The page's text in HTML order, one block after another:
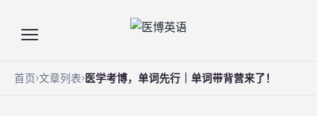
首页 文章列表 医学考博，单词先行｜单词带背营来了！